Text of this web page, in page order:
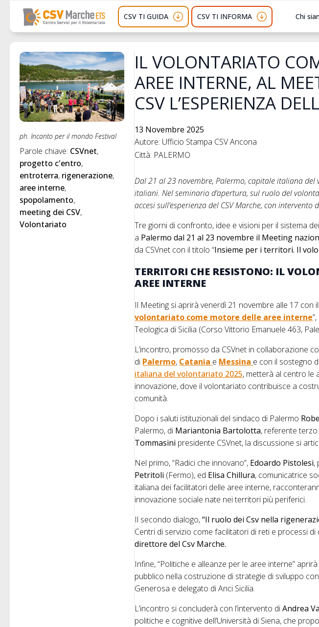
CSV TI GUIDA CSV TI INFORMA Chi
ph. Incanto per il mondo Festival
Parole chiave: CSVnet
progetto c'entro
entroterra rigenerazione
aree interne
spopolamento
meeting dei CSV
Volontariato
IL VOLONTARIATO
AREE INTERNE, AL
CSV L’ESPERIENZA
13 Novembre 2025
Autore: Ufficio Stampa CSV Ancona
Città: PALERMO
Dal 21 al 23 novembre, Palermo, capitale italiana
italiani. Nel seminario d’apertura, sul ruolo del
accesi sull’esperienza del CSV Marche, con
Tre giorni di confronto, idee e visioni per il sistema
a Palermo dal 21 al 23 novembre il Meeting
da CSVnet con il titolo “Insieme per i territori. Il
TERRITORI CHE RESISTONO: IL
AREE INTERNE
Il Meeting si aprirà venerdì 21 novembre alle 17 con
volontariato come motore delle aree interne
Teologica di Sicilia (Corso Vittorio Emanuele 463,
L’incontro, promosso da CSVnet in collaborazione
di Palermo, Catania e Messina e con il sostegno
italiana del volontariato 2025, metterà al centro le
innovazione, dove il volontariato contribuisce a
comunità.
Dopo i saluti istituzionali del sindaco di Palermo
Palermo, di Mariantonia Bartolotta, referente
Tommasini presidente CSVnet, la discussione si
Nel primo, “Radici che innovano”, Edoardo Pistolesi,
Petritoli (Fermo), ed Elisa Chillura, comunicatrice
italiana dei facilitatori delle aree interne,
innovazione sociale nate nei territori più periferici.
Il secondo dialogo,“Il ruolo dei Csv nella
Centri di servizio come facilitatori di reti e processi
direttore del Csv Marche.
Infine, “Politiche e alleanze per le aree interne”
pubblico nella costruzione di strategie di sviluppo
Generosa e delegato di Anci Sicilia.
L’incontro si concluderà con l’intervento diAndrea
politiche e cognitive dell’Università di Siena, che